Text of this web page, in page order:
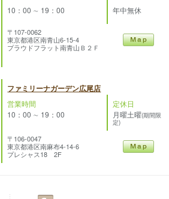
10：00 ∼ 19：00
年中無休
〒107-0062
東京都港区南青山6-15-4
プラウドフラット南青山Ｂ２Ｆ
ファミリーナガーデン広尾店
営業時間
定休日
10：00 ∼ 19：00
月曜土曜(期間限
定)
〒106-0047
東京都港区南麻布4-14-6
プレシャス18 2F